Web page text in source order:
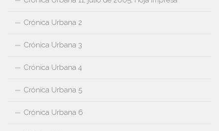
Crónica Urbana 2
Crónica Urbana 3
Crónica Urbana 4
Crónica Urbana 5
Crónica Urbana 6